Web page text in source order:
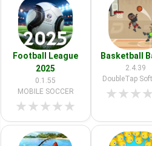
Football League
2025
0.1.55
MOBILE SOCCER
★★★★★
Basketball
2.4.39
DoubleTap
★★★★